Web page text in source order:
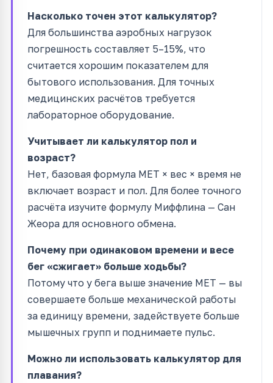
Насколько точен этот калькулятор?
Для большинства аэробных нагрузок
погрешность составляет 5–15%, что
считается хорошим показателем для
бытового использования. Для точных
медицинских расчётов требуется
лабораторное оборудование.
Учитывает ли калькулятор пол и
возраст?
Нет, базовая формула MET × вес × время не
включает возраст и пол. Для более точного
расчёта изучите формулу Миффлина — Сан
Жеора для основного обмена.
Почему при одинаковом времени и весе
бег «сжигает» больше ходьбы?
Потому что у бега выше значение MET — вы
совершаете больше механической работы
за единицу времени, задействуете больше
мышечных групп и поднимаете пульс.
Можно ли использовать калькулятор для
плавания?